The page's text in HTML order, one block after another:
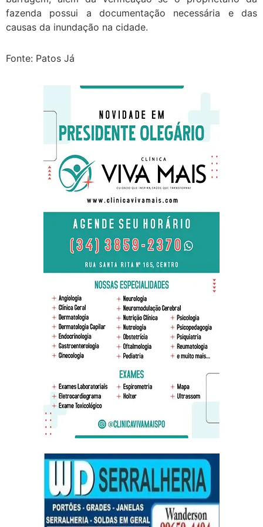
fazenda possui a documentação necessária e das
causas da inundação na cidade.
Fonte: Patos Já